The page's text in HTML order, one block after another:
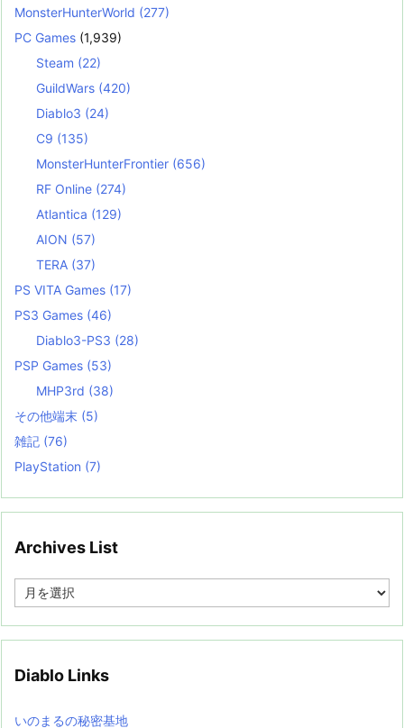
MonsterHunterWorld (277)
PC Games (1,939)
Steam (22)
GuildWars (420)
Diablo3 (24)
C9 (135)
MonsterHunterFrontier (656)
RF Online (274)
Atlantica (129)
AION (57)
TERA (37)
PS VITA Games (17)
PS3 Games (46)
Diablo3-PS3 (28)
PSP Games (53)
MHP3rd (38)
その他端末 (5)
雑記 (76)
PlayStation (7)
Archives List
e
i
Diablo Links
いのまるの秘密基地